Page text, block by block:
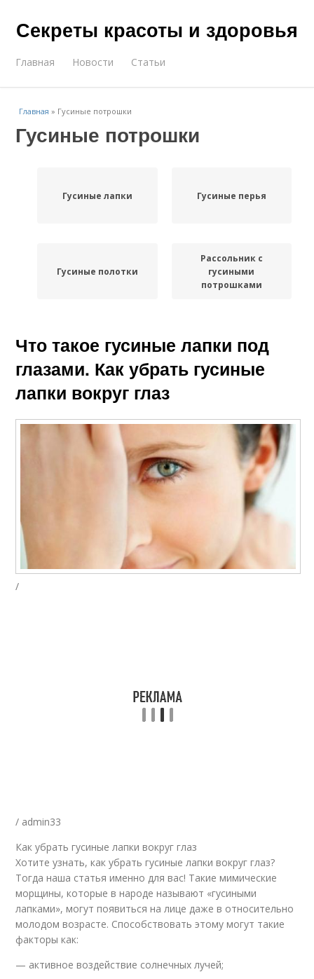
Секреты красоты и здоровья
Главная Новости Статьи
Главная » Гусиные потрошки
Гусиные потрошки
Гусиные лапки Гусиные перья
Гусиные полотки
Рассольник с
гусиными
потрошками
Что такое гусиные лапки под
глазами. Как убрать гусиные
лапки вокруг глаз
/
/ admin33
Как убрать гусиные лапки вокруг глаз
Хотите узнать, как убрать гусиные лапки вокруг глаз?
Тогда наша статья именно для вас! Такие мимические
морщины, которые в народе называют «гусиными
лапками», могут появиться на лице даже в относительно
молодом возрасте. Способствовать этому могут такие
факторы как:
— активное воздействие солнечных лучей;